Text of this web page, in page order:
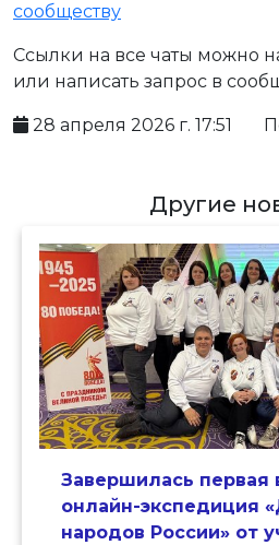
сообществу
Ссылки на все чаты можно
или написать запрос в
28 апреля 2026 г. 17:51
Другие
Завершилась первая
онлайн-экспедиция
народов России» от